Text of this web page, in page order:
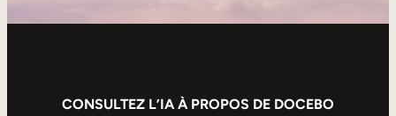
CONSULTEZ L’IA À PROPOS DE DOCEBO